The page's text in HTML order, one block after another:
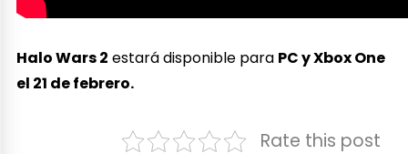
Halo Wars 2 estará disponible para PC y Xbox One
el 21 de febrero.
Rate this post